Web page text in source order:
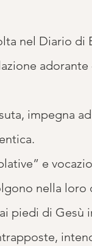
nel Diario di
impegna
e
nella loro
piedi di Gesù